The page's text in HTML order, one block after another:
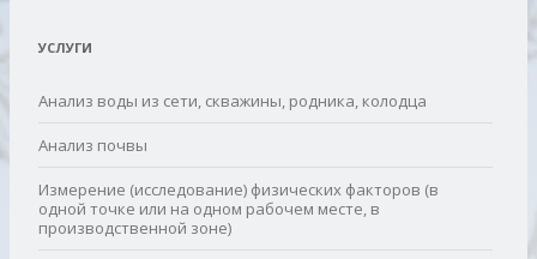
УСЛУГИ
Анализ воды из сети, скважины, родника, колодца
Анализ почвы
Измерение (исследование) физических факторов (в
одной точке или на одном рабочем месте, в
производственной зоне)